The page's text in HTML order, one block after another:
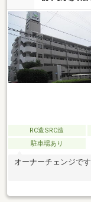
RC造SRC造
駐車場あり
オーナーチェンジで